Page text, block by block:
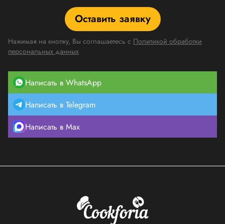
Оставить заявку
Нажимая на кнопку, Вы соглашаетесь с Политикой обработки
персональных данных
Написать в WhatsApp
Написать в Telegram
Написать в Max